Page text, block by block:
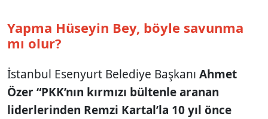
Yapma Hüseyin Bey, böyle savunma
mı olur?
İstanbul Esenyurt Belediye Başkanı Ahmet
Özer “PKK’nın kırmızı bültenle aranan
liderlerinden Remzi Kartal’la 10 yıl önce